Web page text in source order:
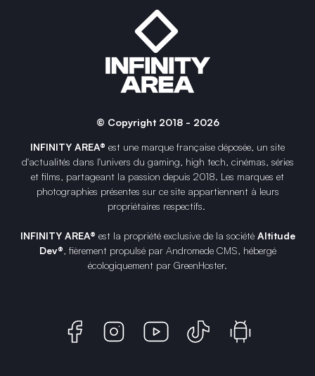
© Copyright 2018 - 2026
INFINITY AREA® est une marque française déposée, un site
d'actualités dans l'univers du gaming, high tech, cinémas, séries
et films, partageant la passion depuis 2018. Les marques et
photographies présentes sur ce site appartiennent à leurs
propriétaires respectifs.
INFINITY AREA® est la propriété exclusive de la société Altitude
Dev®, fièrement propulsé par Andromede CMS, hébergé
écologiquement par GreenHoster.